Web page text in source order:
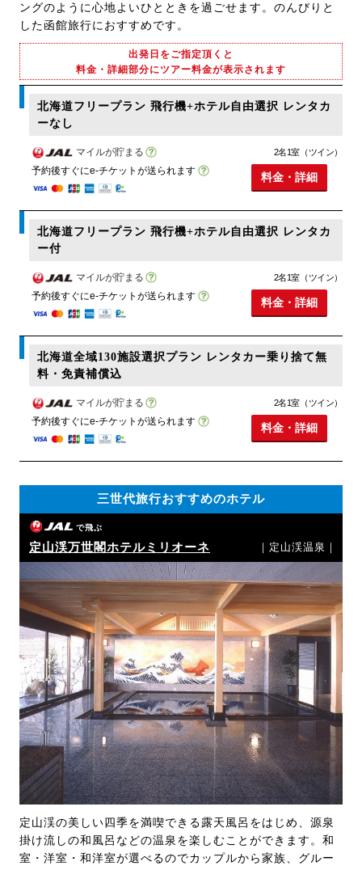
ングのように心地よいひとときを過ごせます。のんびりと
した函館旅行におすすめです。
出発日をご指定頂くと
料金・詳細部分にツアー料金が表示されます
北海道フリープラン 飛行機+ホテル自由選択 レンタカ
ーなし
マイルが貯まる
予約後すぐにe-チケットが送られます
2名1室（ツイン）
料金・詳細
北海道フリープラン 飛行機+ホテル自由選択 レンタカ
ー付
マイルが貯まる
予約後すぐにe-チケットが送られます
2名1室（ツイン）
料金・詳細
北海道全域130施設選択プラン レンタカー乗り捨て無
料・免責補償込
マイルが貯まる
予約後すぐにe-チケットが送られます
2名1室（ツイン）
料金・詳細
三世代旅行おすすめのホテル
で飛ぶ
定山渓万世閣ホテルミリオーネ ｜定山渓温泉｜
定山渓の美しい四季を満喫できる露天風呂をはじめ、源泉
掛け流しの和風呂などの温泉を楽しむことができます。和
室・洋室・和洋室が選べるのでカップルから家族、グルー